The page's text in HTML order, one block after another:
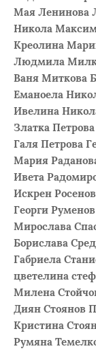
Мая Ленинова
Никола
Креолина
Людмила
Ваня Миткова
Еманоела
Ивелина
Златка Петрова
Галя Петрова
Мария
Ивета
Искрен
Георги
Мирослава
Борислава
Габриела
цветелина
Милена
Диян Стоянов
Кристина
Румяна